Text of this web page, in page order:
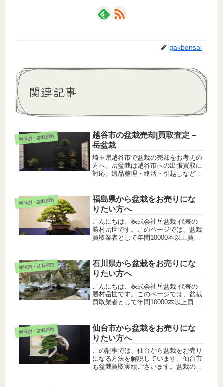
gakbonsai
関連記事
地域別・盆栽買取
越谷市の盆栽売却|買取査定 –
岳盆栽
埼玉県越谷市で盆栽の売却をお考えの
方へ。岳盆栽は越谷市への出張買取に
対応。遺品整理・終活・引越しなど、
地域別・盆栽買取
福島県から盆栽をお売りにな
りたい方へ
こんにちは、株式会社岳盆栽 代表の
勝村岳世です。このページでは、盆栽
買取業者として年間10000本以上買い
愛好家さんがお住まいの地域です。イ
メージしやすくするために、盆栽愛...
地域別・盆栽買取
石川県から盆栽をお売りにな
りたい方へ
こんにちは、株式会社岳盆栽 代表の
勝村岳世です。このページでは、盆栽
買取業者として年間10000本以上買い
愛好家さんがお住まいの地域です。イ
メージしやすくするために、盆栽愛...
地域別・盆栽買取
仙台市から盆栽をお売りにな
りたい方へ
この記事では、仙台から盆栽をお売り
になる方法を解説しています。仙台市
も盆栽買取実績ございます。盆栽の売